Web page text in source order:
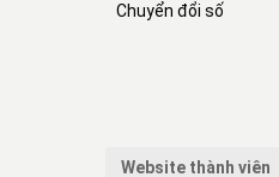
Chuyển đổi số
Website thành viên